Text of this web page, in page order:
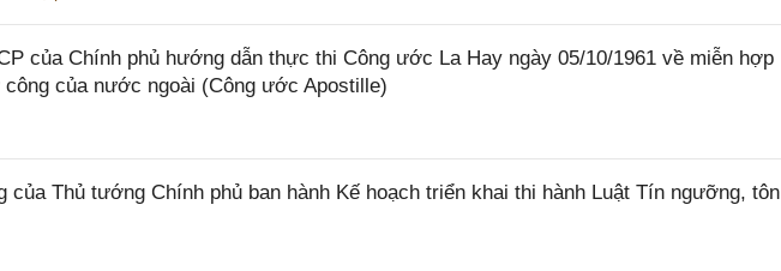
của Chính phủ hướng dẫn thực thi Công ước La Hay ngày 05/10/1961 về miễn hợp
của nước ngoài (Công ước Apostille)
của Thủ tướng Chính phủ ban hành Kế hoạch triển khai thi hành Luật Tín ngưỡng, tôn